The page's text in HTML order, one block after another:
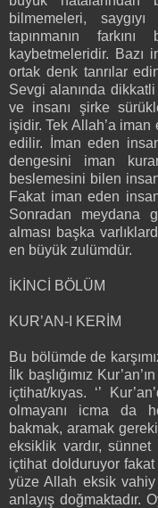
bilmemeleri,
tapınmanın
kaybetmeleridir. Bazı
ortak denk tanrılar
Sevgi alanında
ve insanı şirke
işidir. Tek Allah’a
edilir. İman eden
dengesini iman
beslemesini bilen
Fakat iman eden
Sonradan meydana
alması başka
en büyük zulümdür.
İKİNCİ BÖLÜM
KUR’AN-I KERİM
Bu bölümde de
İlk başlığımız
içtihat/kıyas. ‘’
olmayanı icma da
bakmak, aramak
eksiklik vardır,
içtihat dolduruyor fakat
yüze Allah eksik
anlayış doğmaktadır.